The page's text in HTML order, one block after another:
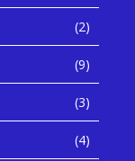
(2)
(9)
(3)
(4)